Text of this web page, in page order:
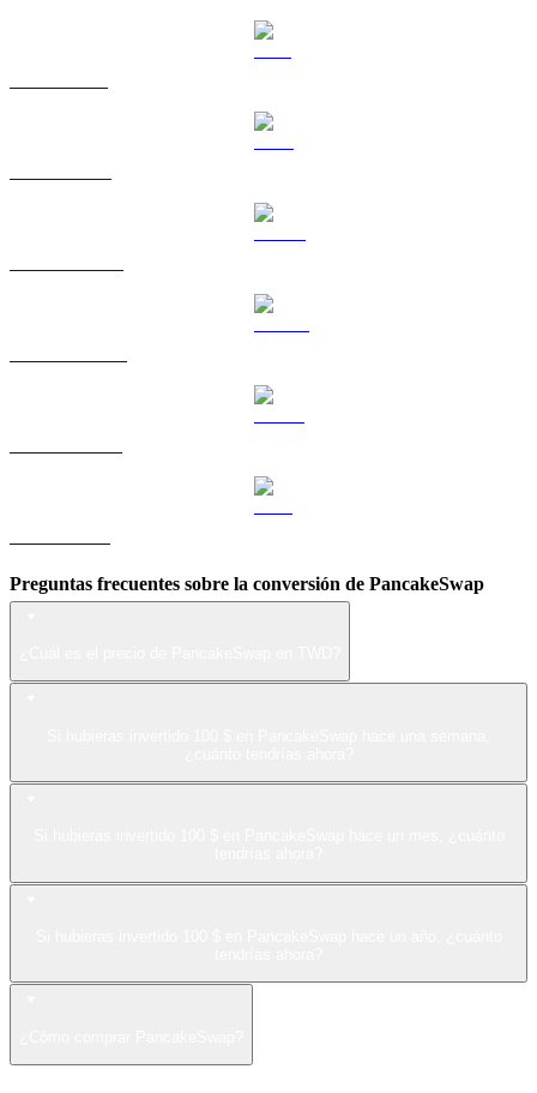
Preguntas frecuentes sobre la conversión de PancakeSwap